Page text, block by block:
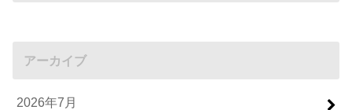
アーカイブ
2026年7月